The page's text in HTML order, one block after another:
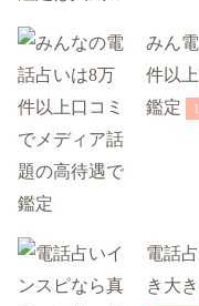
みん
件以
鑑定
電話
き大